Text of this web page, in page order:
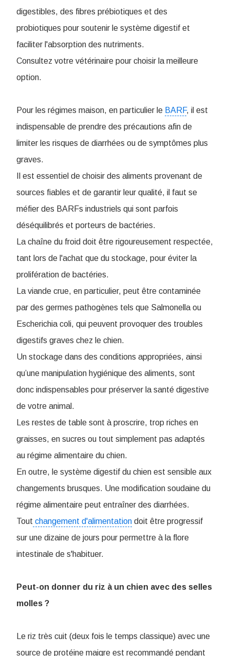
digestibles, des fibres prébiotiques et des
probiotiques pour soutenir le système digestif et
faciliter l'absorption des nutriments.
Consultez votre vétérinaire pour choisir la meilleure
option.
Pour les régimes maison, en particulier le BARF, il est
indispensable de prendre des précautions afin de
limiter les risques de diarrhées ou de symptômes plus
graves.
Il est essentiel de choisir des aliments provenant de
sources fiables et de garantir leur qualité, il faut se
méfier des BARFs industriels qui sont parfois
déséquilibrés et porteurs de bactéries.
La chaîne du froid doit être rigoureusement respectée,
tant lors de l'achat que du stockage, pour éviter la
prolifération de bactéries.
La viande crue, en particulier, peut être contaminée
par des germes pathogènes tels que Salmonella ou
Escherichia coli, qui peuvent provoquer des troubles
digestifs graves chez le chien.
Un stockage dans des conditions appropriées, ainsi
qu’une manipulation hygiénique des aliments, sont
donc indispensables pour préserver la santé digestive
de votre animal.
Les restes de table sont à proscrire, trop riches en
graisses, en sucres ou tout simplement pas adaptés
au régime alimentaire du chien.
En outre, le système digestif du chien est sensible aux
changements brusques. Une modification soudaine du
régime alimentaire peut entraîner des diarrhées.
Tout changement d'alimentation doit être progressif
sur une dizaine de jours pour permettre à la flore
intestinale de s'habituer.
Peut-on donner du riz à un chien avec des selles
molles ?
Le riz très cuit (deux fois le temps classique) avec une
source de protéine maigre est recommandé pendant